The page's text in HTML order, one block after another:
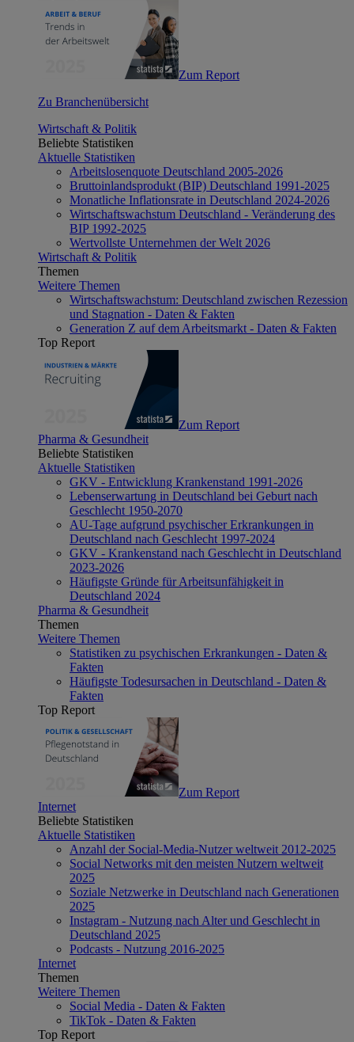
Zum Report
Zu Branchenübersicht
Wirtschaft & Politik
Beliebte Statistiken
Aktuelle Statistiken
Arbeitslosenquote Deutschland 2005-2026
Bruttoinlandsprodukt (BIP) Deutschland 1991-2025
Monatliche Inflationsrate in Deutschland 2024-2026
Wirtschaftswachstum Deutschland - Veränderung des
BIP 1992-2025
Wertvollste Unternehmen der Welt 2026
Wirtschaft & Politik
Themen
Weitere Themen
Wirtschaftswachstum: Deutschland zwischen Rezession
und Stagnation - Daten & Fakten
Generation Z auf dem Arbeitsmarkt - Daten & Fakten
Top Report
Zum Report
Pharma & Gesundheit
Beliebte Statistiken
Aktuelle Statistiken
GKV - Entwicklung Krankenstand 1991-2026
Lebenserwartung in Deutschland bei Geburt nach
Geschlecht 1950-2070
AU-Tage aufgrund psychischer Erkrankungen in
Deutschland nach Geschlecht 1997-2024
GKV - Krankenstand nach Geschlecht in Deutschland
2023-2026
Häufigste Gründe für Arbeitsunfähigkeit in
Deutschland 2024
Pharma & Gesundheit
Themen
Weitere Themen
Statistiken zu psychischen Erkrankungen - Daten &
Fakten
Häufigste Todesursachen in Deutschland - Daten &
Fakten
Top Report
Zum Report
Internet
Beliebte Statistiken
Aktuelle Statistiken
Anzahl der Social-Media-Nutzer weltweit 2012-2025
Social Networks mit den meisten Nutzern weltweit
2025
Soziale Netzwerke in Deutschland nach Generationen
2025
Instagram - Nutzung nach Alter und Geschlecht in
Deutschland 2025
Podcasts - Nutzung 2016-2025
Internet
Themen
Weitere Themen
Social Media - Daten & Fakten
TikTok - Daten & Fakten
Top Report